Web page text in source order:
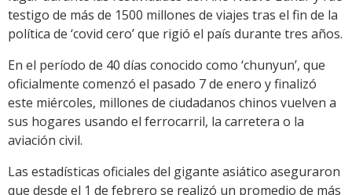
testigo de más de 1500 millones de viajes tras el fin de la
política de ‘covid cero’ que rigió el país durante tres años.
En el período de 40 días conocido como ‘chunyun’, que
oficialmente comenzó el pasado 7 de enero y finalizó
este miércoles, millones de ciudadanos chinos vuelven a
sus hogares usando el ferrocarril, la carretera o la
aviación civil.
Las estadísticas oficiales del gigante asiático aseguraron
que desde el 1 de febrero se realizó un promedio de más